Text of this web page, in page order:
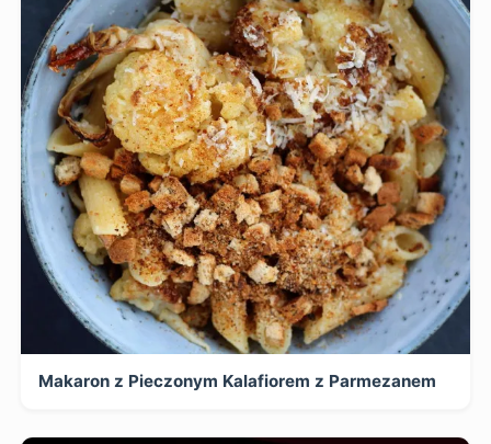
Makaron z Pieczonym Kalafiorem z Parmezanem